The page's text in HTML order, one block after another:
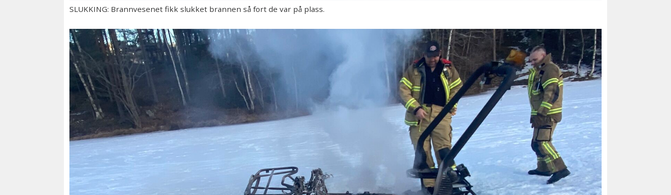
SLUKKING: Brannvesenet fikk slukket brannen så fort de var på plass.